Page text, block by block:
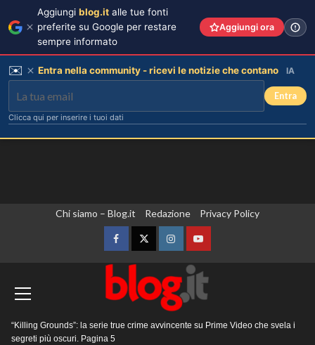
Chi siamo – Blog.it Redazione Privacy Policy
FacebookTwitterInstagramYouTube
principale
“Killing Grounds”: la serie true crime avvincente su Prime Video che svela i
segreti più oscuri. Pagina 5
Aggiungi blog.it alle tue fonti
preferite su Google per restare
sempre informato
Aggiungi ora
✉️ Entra nella community - ricevi le notizie che contano IA
Entra
Clicca qui per inserire i tuoi dati